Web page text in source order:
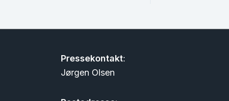
Pressekontakt:
Jørgen Olsen